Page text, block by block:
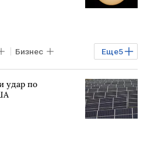
Еще5
Бизнес
удар по